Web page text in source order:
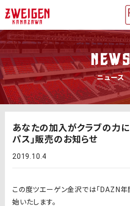
ニュース
あなたの加入がクラブの力
パス」販売のお知らせ
2019.10.4
この度ツエーゲン金沢では「DAZN
始いたします。